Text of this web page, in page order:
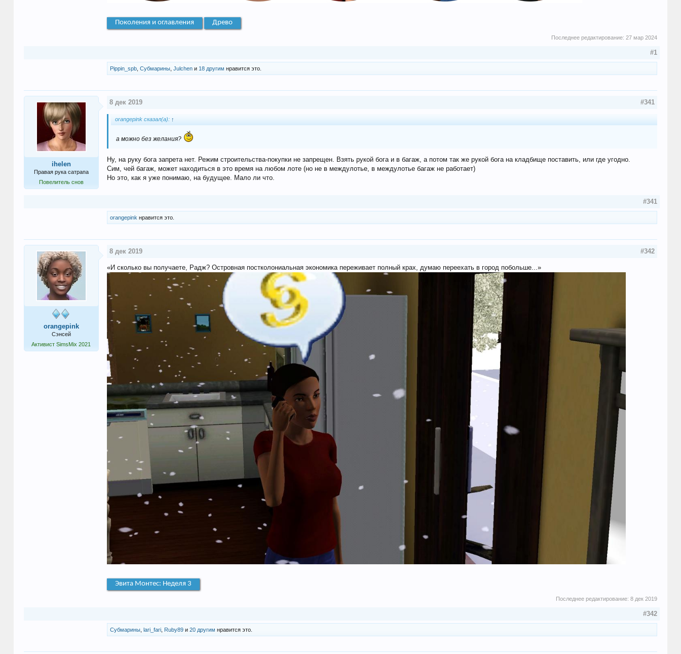
Поколения и оглавления Древо
Последнее редактирование:27 мар 2024
#1
Pippin_spb, Субмарины, Julchenи 18 другим нравится это.
ihelen
Правая рука сатрапа
Повелитель снов
8 дек 2019 #341
orangepink сказал(а): ↑
а можно без желания?
Ну, на руку бога запрета нет. Режим строительства-покупки не запрещен. Взять рукой бога и в багаж, а потом так же рукой бога на кладбище поставить, или где угодно.
Сим, чей багаж, может находиться в это время на любом лоте (но не в междулотье, в междулотье багаж не работает)
Но это, как я уже понимаю, на будущее. Мало ли что.
#341
orangepink нравится это.
orangepink
Сэнсей
Активист SimsMix 2021
8 дек 2019 #342
«И сколько вы получаете, Радж? Островная постколониальная экономика переживает полный крах, думаю переехать в город побольше...»
Эвита Монтес: Неделя 3
Последнее редактирование:8 дек 2019
#342
Субмарины, lari_fari, Ruby89и 20 другим нравится это.